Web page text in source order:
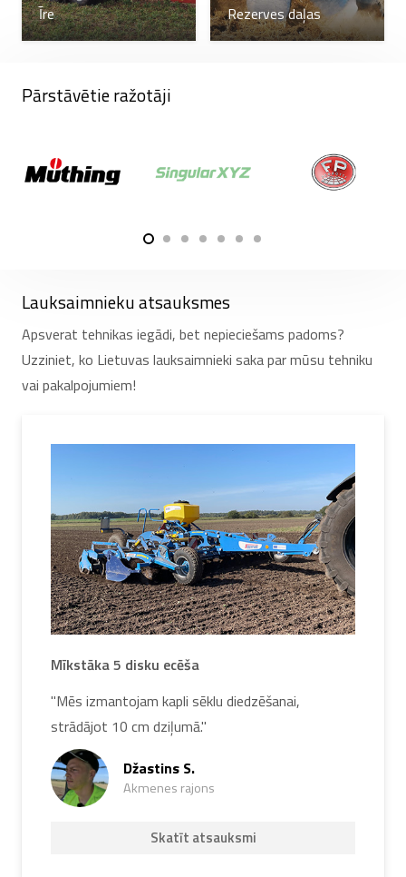
Īre Rezerves daļas
Pārstāvētie ražotāji
Lauksaimnieku atsauksmes
Apsverat tehnikas iegādi, bet nepieciešams padoms?
Uzziniet, ko Lietuvas lauksaimnieki saka par mūsu tehniku
vai pakalpojumiem!
Mīkstāka 5 disku ecēša
"Mēs izmantojam kapli sēklu diedzēšanai,
strādājot 10 cm dziļumā."
Džastins S.
Akmenes rajons
Skatīt atsauksmi